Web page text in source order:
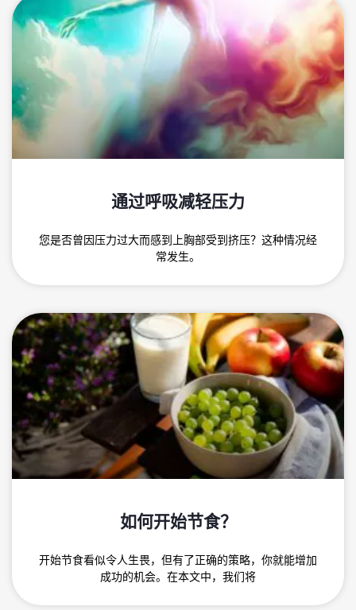
通过呼吸减轻压力
您是否曾因压力过大而感到上胸部受到挤压？这种情况经
常发生。
如何开始节食？
开始节食看似令人生畏，但有了正确的策略，你就能增加
成功的机会。在本文中，我们将